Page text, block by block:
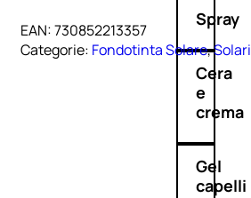
Spray
Cera
e
crema
Gel
capelli
EAN:730852213357
Categorie: Fondotinta Solare,Solari